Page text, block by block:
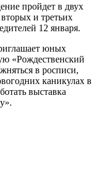
пройдет в двух
вторых и третьих
12 января.
юных
«Рождественский
в росписи,
каникулах в
выставка